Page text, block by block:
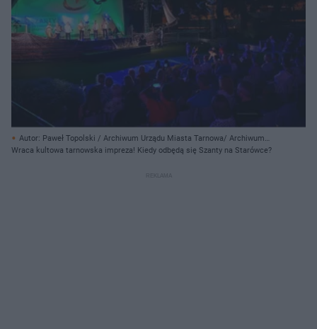
Autor: Paweł Topolski / Archiwum Urządu Miasta Tarnowa/ Archiwum
prywatne
Wraca kultowa tarnowska impreza! Kiedy odbędą się Szanty na Starówce?